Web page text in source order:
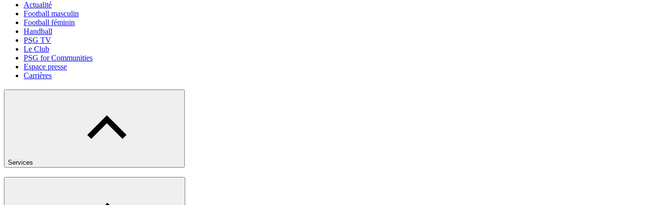
Actualité
Football masculin
Football féminin
Handball
PSG TV
Le Club
PSG for Communities
Espace presse
Carrières
Services